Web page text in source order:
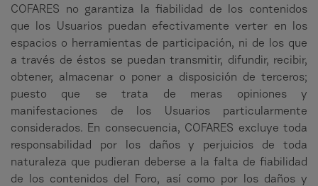
COFARES no garantiza la fiabilidad de los contenidos
que los Usuarios puedan efectivamente verter en los
espacios o herramientas de participación, ni de los que
a través de éstos se puedan transmitir, difundir, recibir,
obtener, almacenar o poner a disposición de terceros;
puesto que se trata de meras opiniones y
manifestaciones de los Usuarios particularmente
considerados. En consecuencia, COFARES excluye toda
responsabilidad por los daños y perjuicios de toda
naturaleza que pudieran deberse a la falta de fiabilidad
de los contenidos del Foro, así como por los daños y